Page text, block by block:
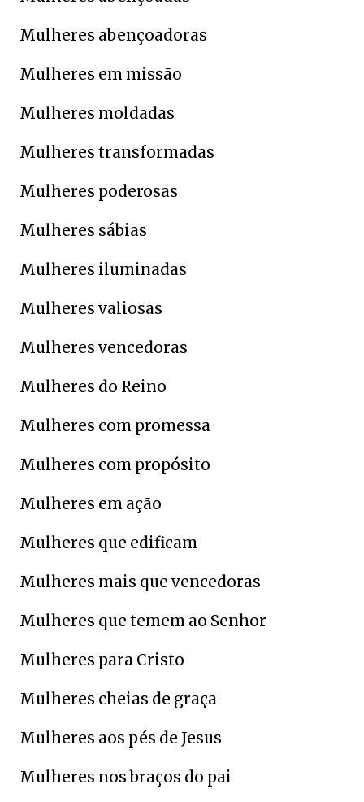
Mulheres abençoadoras
Mulheres em missão
Mulheres moldadas
Mulheres transformadas
Mulheres poderosas
Mulheres sábias
Mulheres iluminadas
Mulheres valiosas
Mulheres vencedoras
Mulheres do Reino
Mulheres com promessa
Mulheres com propósito
Mulheres em ação
Mulheres que edificam
Mulheres mais que vencedoras
Mulheres que temem ao Senhor
Mulheres para Cristo
Mulheres cheias de graça
Mulheres aos pés de Jesus
Mulheres nos braços do pai